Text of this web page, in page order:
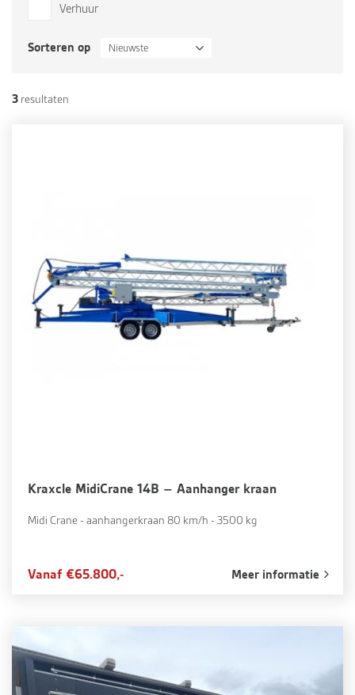
Verhuur
Sorteren op Nieuwste
3 resultaten
Kraxcle MidiCrane 14B – Aanhanger kraan
Midi Crane - aanhangerkraan 80 km/h - 3500 kg
Vanaf €65.800,- Meer informatie